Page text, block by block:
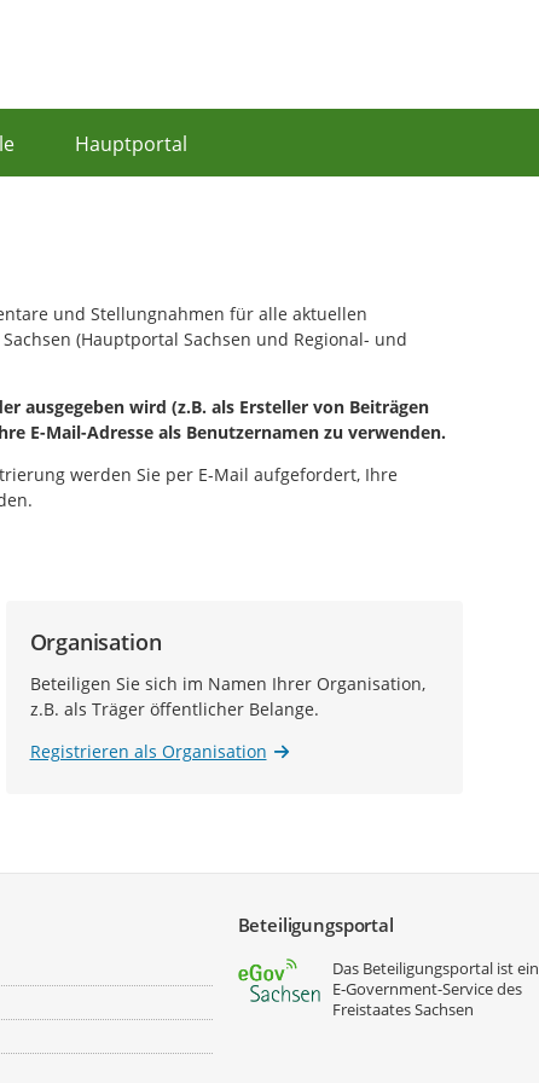
Hauptportal
und Stellungnahmen für alle aktuellen
(Hauptportal Sachsen und Regional- und
ausgegeben wird (z.B. als Ersteller von Beiträgen
E-Mail-Adresse als Benutzernamen zu verwenden.
werden Sie per E-Mail aufgefordert, Ihre
Organisation
Beteiligen Sie sich im Namen Ihrer Organisation,
z.B. als Träger öffentlicher Belange.
Registrieren als Organisation
Beteiligungsportal
Das Beteiligungsportal ist ein
E‑Government-Service des
Freistaates Sachsen